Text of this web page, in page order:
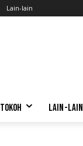
Lain-lain
TOKOH LAIN-LAIN